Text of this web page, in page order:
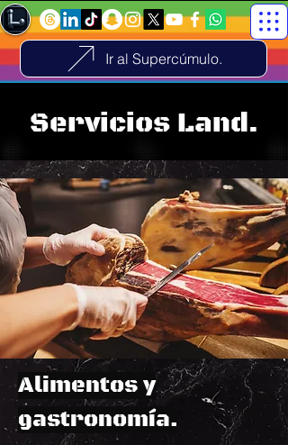
Ir al Supercúmulo.
Servicios Land.
Alimentos y
gastronomía.